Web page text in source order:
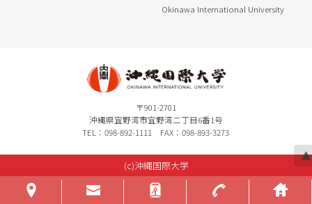
▲
Okinawa International University
〒901-2701
沖縄県宜野湾市宜野湾二丁目6番1号
TEL：098-892-1111 FAX：098-893-3273
(c)沖縄国際大学